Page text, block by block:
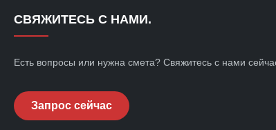
СВЯЖИТЕСЬ С НАМИ.
Есть вопросы или нужна смета? Свяжитесь с нами
Запрос сейчас